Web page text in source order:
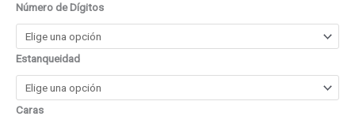
Número de Dígitos
Estanqueidad
Caras